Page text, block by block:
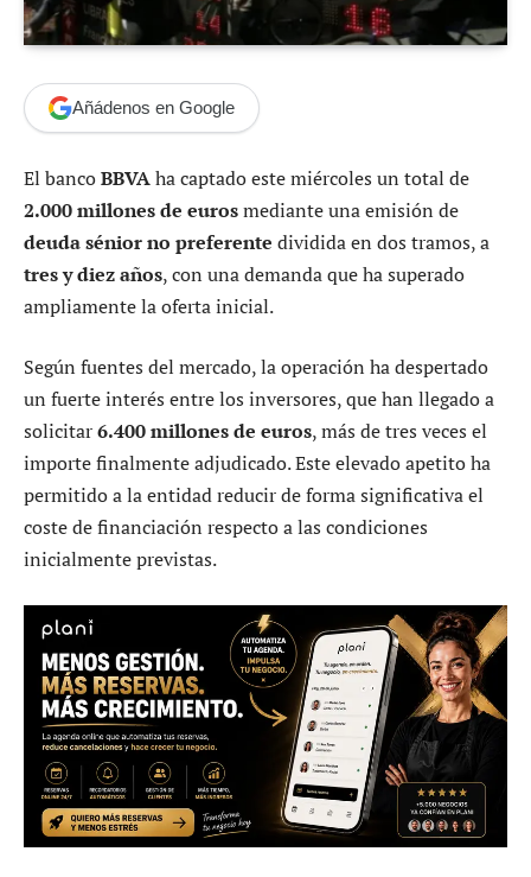
Añádenos en Google
El bancoBBVAha captado este miércoles un total de
2.000 millones de eurosmediante una emisión de
deuda sénior no preferente dividida en dos tramos, a
tres y diez años, con una demanda que ha superado
ampliamente la oferta inicial.
Según fuentes del mercado, la operación ha despertado
un fuerte interés entre los inversores, que han llegado a
solicitar6.400 millones de euros, más de tres veces el
importe finalmente adjudicado. Este elevado apetito ha
permitido a la entidad reducir de forma significativa el
coste de financiación respecto a las condiciones
inicialmente previstas.